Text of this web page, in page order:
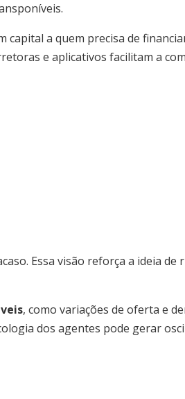
capital a quem precisa de
e aplicativos facilitam a
Essa visão reforça a ideia de
, como variações de oferta e
dos agentes pode gerar